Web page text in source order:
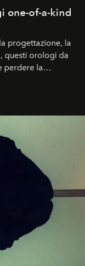
one-of-a-kind
progettazione, la
questi orologi da
perdere la
così